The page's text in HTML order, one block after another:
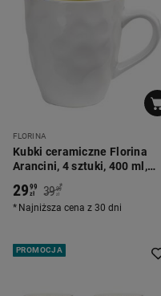
FLORINA
Kubki ceramiczne Florina
Arancini, 4 sztuki, 400 ml,
2999
zł 39 99
zł
*
Najniższa cena z 30 dni
PROMOCJA